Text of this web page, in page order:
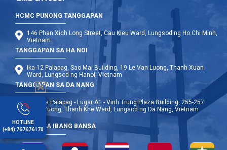
HCMC PUNONG TANGGAPAN
146 Phan Xich Long Street, Cau Kieu Ward, Lungsod ng Ho Chi Minh,
Vietnam
TANGGAPAN SA HA NOI
Ika-12 Palapag, Sao Mai Building, 19 Le Van Luong, Thanh Xuan
Ward, Lungsod ng Hanoi, Vietnam
TANGGAPAN SA DA NANG
Ika-9 na Palapag - Lugar A1 - Vinh Trung Plaza Building, 255-257
Hung Vuong, Thanh Khe Ward, Lungsod ng Da Nang, Vietnam
OPISINA SA IBANG BANSA
HOTLINE
(+84) 767676170